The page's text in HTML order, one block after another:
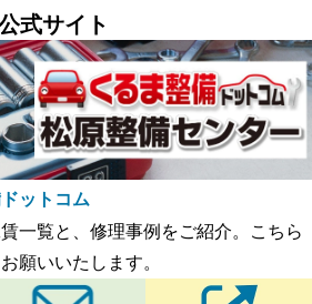
式サイト
ットコム
一覧と、修理事例をご紹介。こちら
願いいたします。